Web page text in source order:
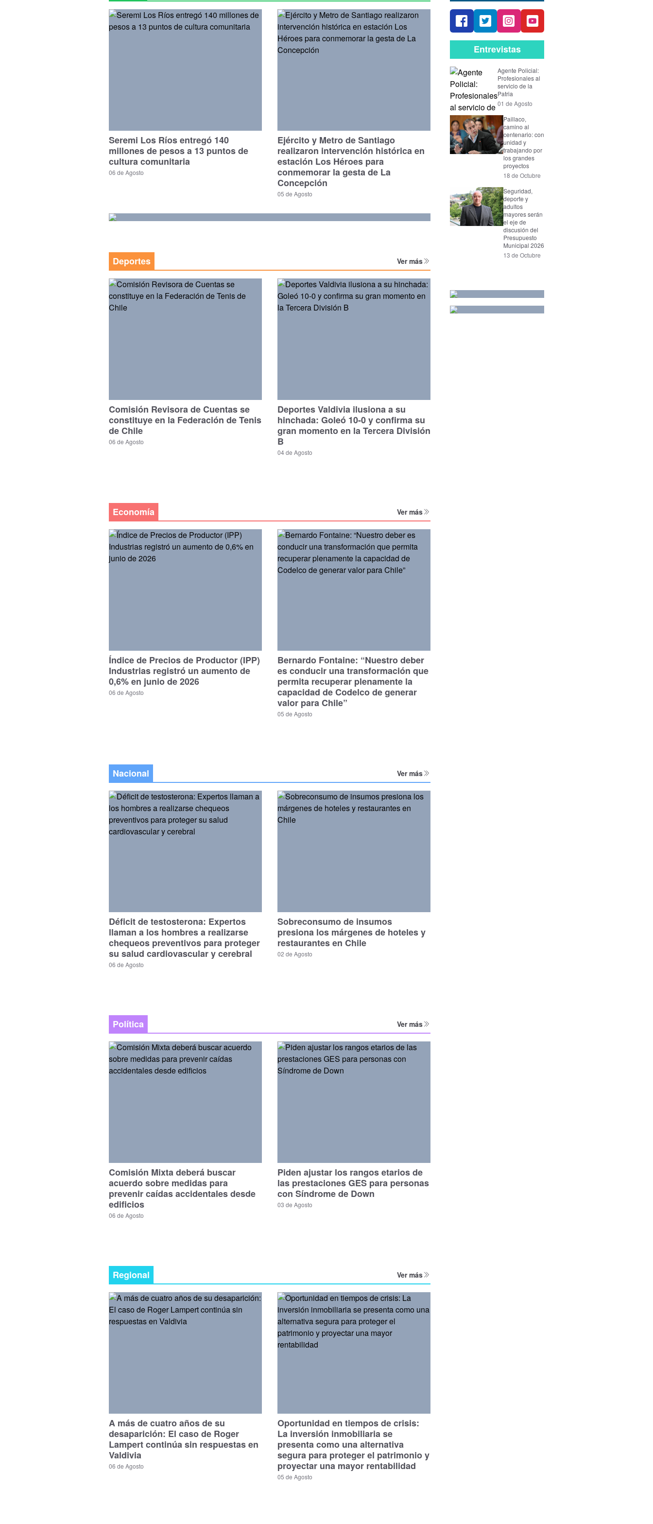
Seremi Los Ríos entregó 140
millones de pesos a 13 puntos de
cultura comunitaria
06 de Agosto
Ejército y Metro de Santiago
realizaron intervención histórica en
estación Los Héroes para
conmemorar la gesta de La
Concepción
05 de Agosto
Deportes Ver más
Comisión Revisora de Cuentas se
constituye en la Federación de Tenis
de Chile
06 de Agosto
Deportes Valdivia ilusiona a su
hinchada: Goleó 10-0 y confirma su
gran momento en la Tercera División
B
04 de Agosto
Economía Ver más
Índice de Precios de Productor (IPP)
Industrias registró un aumento de
0,6% en junio de 2026
06 de Agosto
Bernardo Fontaine: “Nuestro deber
es conducir una transformación que
permita recuperar plenamente la
capacidad de Codelco de generar
valor para Chile”
05 de Agosto
Nacional Ver más
Déficit de testosterona: Expertos
llaman a los hombres a realizarse
chequeos preventivos para proteger
su salud cardiovascular y cerebral
06 de Agosto
Sobreconsumo de insumos
presiona los márgenes de hoteles y
restaurantes en Chile
02 de Agosto
Política Ver más
Comisión Mixta deberá buscar
acuerdo sobre medidas para
prevenir caídas accidentales desde
edificios
06 de Agosto
Piden ajustar los rangos etarios de
las prestaciones GES para personas
con Síndrome de Down
03 de Agosto
Regional Ver más
A más de cuatro años de su
desaparición: El caso de Roger
Lampert continúa sin respuestas en
Valdivia
06 de Agosto
Oportunidad en tiempos de crisis:
La inversión inmobiliaria se
presenta como una alternativa
segura para proteger el patrimonio y
proyectar una mayor rentabilidad
05 de Agosto
Entrevistas
Agente Policial:
Profesionales al
servicio de la
Patria
01 de Agosto
Paillaco,
camino al
centenario: con
unidad y
trabajando por
los grandes
proyectos
18 de Octubre
Seguridad,
deporte y
adultos
mayores serán
el eje de
discusión del
Presupuesto
Municipal 2026
13 de Octubre